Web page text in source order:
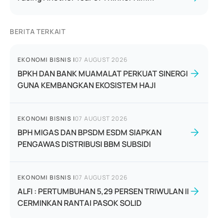
BERITA TERKAIT
EKONOMI BISNIS |07 AUGUST 2026
BPKH DAN BANK MUAMALAT PERKUAT SINERGI
GUNA KEMBANGKAN EKOSISTEM HAJI
EKONOMI BISNIS |07 AUGUST 2026
BPH MIGAS DAN BPSDM ESDM SIAPKAN
PENGAWAS DISTRIBUSI BBM SUBSIDI
EKONOMI BISNIS |07 AUGUST 2026
ALFI : PERTUMBUHAN 5,29 PERSEN TRIWULAN II
CERMINKAN RANTAI PASOK SOLID